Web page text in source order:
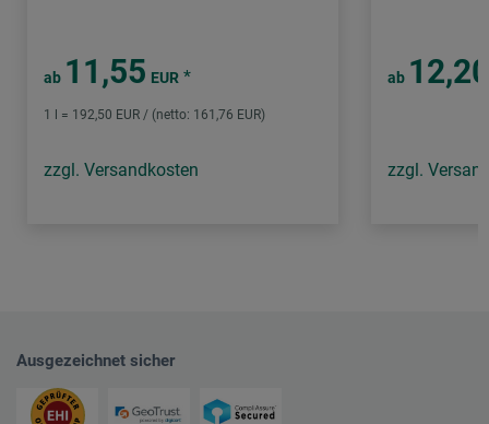
ab 11,55 EUR *
1 l = 192,50 EUR / (netto: 161,76 EUR)
zzgl. Versandkosten
ab 12,20
zzgl.
Ausgezeichnet sicher